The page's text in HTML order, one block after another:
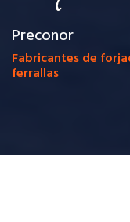
Preconor
Fabricantes de
ferrallas